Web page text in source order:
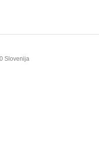
Slovenija